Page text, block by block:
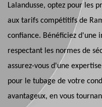
Lalandusse, optez pour les
aux tarifs compétitifs de
confiance. Bénéficiez d'une
respectant les normes de
assurez-vous d'une
pour le tubage de votre
avantageux, en vous